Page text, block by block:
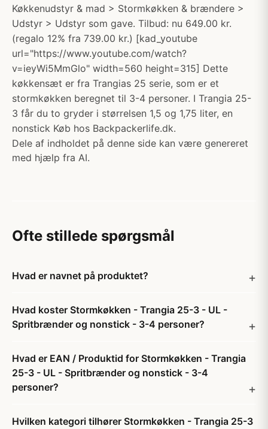
Køkkenudstyr & mad > Stormkøkken & brændere >
Udstyr > Udstyr som gave. Tilbud: nu 649.00 kr.
(regalo 12% fra 739.00 kr.) [kad_youtube
url="https://www.youtube.com/watch?
v=ieyWi5MmGlo" width=560 height=315] Dette
køkkensæt er fra Trangias 25 serie, som er et
stormkøkken beregnet til 3-4 personer. I Trangia 25-
3 får du to gryder i størrelsen 1,5 og 1,75 liter, en
nonstick Køb hos Backpackerlife.dk.
Dele af indholdet på denne side kan være genereret
med hjælp fra AI.
Ofte stillede spørgsmål
Hvad er navnet på produktet?
Hvad koster Stormkøkken - Trangia 25-3 - UL -
Spritbrænder og nonstick - 3-4 personer?
Hvad er EAN / Produktid for Stormkøkken - Trangia
25-3 - UL - Spritbrænder og nonstick - 3-4
personer?
Hvilken kategori tilhører Stormkøkken - Trangia 25-3